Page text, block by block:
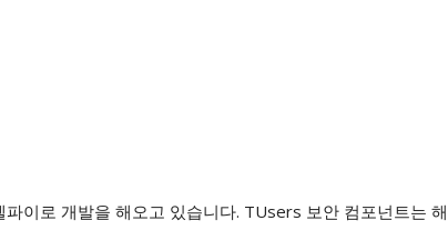
이로 개발을 해오고 있습니다. TUsers 보안 컴포넌트는 해